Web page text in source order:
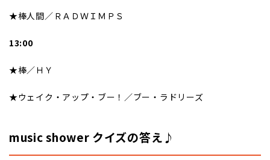
★棒人間／ＲＡＤＷＩＭＰＳ
13:00
★棒／ＨＹ
★ウェイク・アップ・ブー！／ブー・ラドリーズ
music shower クイズの答え♪